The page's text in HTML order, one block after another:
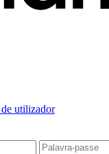
utilizador